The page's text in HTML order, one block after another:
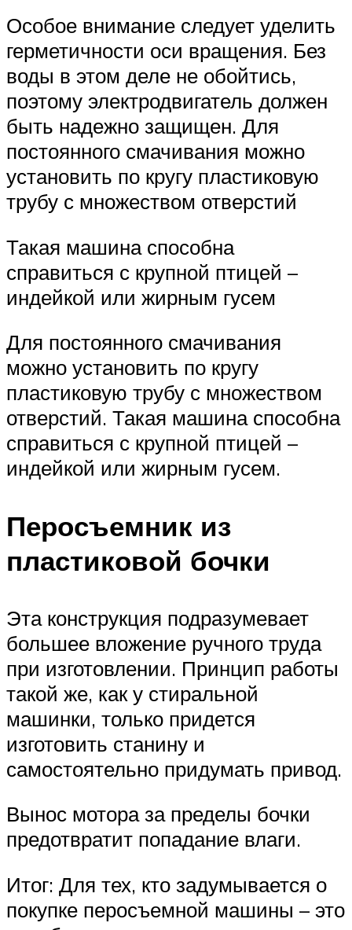
Особое внимание следует уделить
герметичности оси вращения. Без
воды в этом деле не обойтись,
поэтому электродвигатель должен
быть надежно защищен. Для
постоянного смачивания можно
установить по кругу пластиковую
трубу с множеством отверстий
Такая машина способна
справиться с крупной птицей –
индейкой или жирным гусем
Для постоянного смачивания
можно установить по кругу
пластиковую трубу с множеством
отверстий. Такая машина способна
справиться с крупной птицей –
индейкой или жирным гусем.
Перосъемник из
пластиковой бочки
Эта конструкция подразумевает
большее вложение ручного труда
при изготовлении. Принцип работы
такой же, как у стиральной
машинки, только придется
изготовить станину и
самостоятельно придумать привод.
Вынос мотора за пределы бочки
предотвратит попадание влаги.
Итог: Для тех, кто задумывается о
покупке перосъемной машины – это